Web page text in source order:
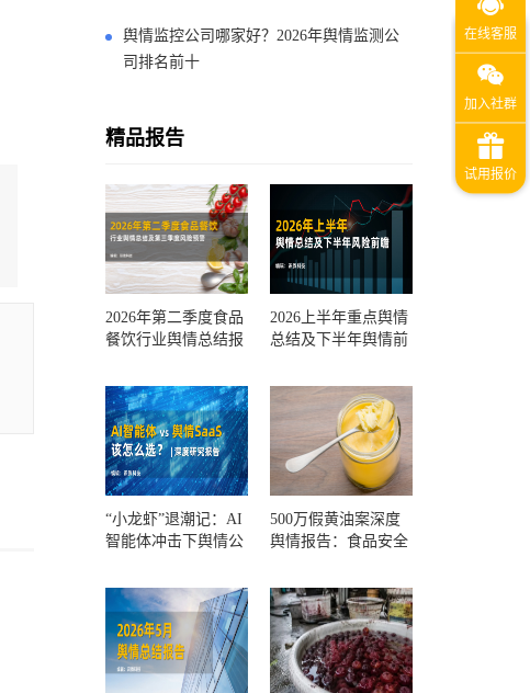
舆情监控公司哪家好？2026年舆情监测公
司排名前十
精品报告
2026年第二季度食品
餐饮行业舆情总结报
测
2026上半年重点舆情
总结及下半年舆情前
“小龙虾”退潮记：AI
智能体冲击下舆情公
500万假黄油案深度
舆情报告：食品安全
一环？